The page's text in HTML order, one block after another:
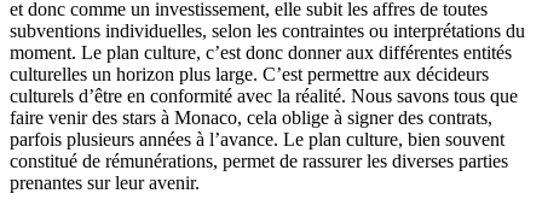
et donc comme un investissement, elle subit les affres de toutes
subventions individuelles, selon les contraintes ou interprétations du
moment. Le plan culture, c’est donc donner aux différentes entités
culturelles un horizon plus large. C’est permettre aux décideurs
culturels d’être en conformité avec la réalité. Nous savons tous que
faire venir des stars à Monaco, cela oblige à signer des contrats,
parfois plusieurs années à l’avance. Le plan culture, bien souvent
constitué de rémunérations, permet de rassurer les diverses parties
prenantes sur leur avenir.